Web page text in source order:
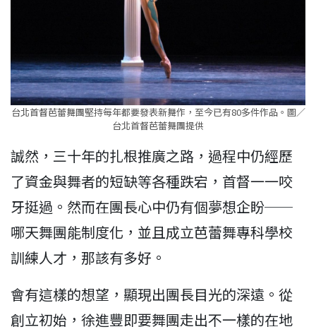
台北首督芭蕾舞團堅持每年都要發表新舞作，至今已有80多件作品。圖／
台北首督芭蕾舞團提供
誠然，三十年的扎根推廣之路，過程中仍經歷
了資金與舞者的短缺等各種跌宕，首督一一咬
牙挺過。然而在團長心中仍有個夢想企盼──
哪天舞團能制度化，並且成立芭蕾舞專科學校
訓練人才，那該有多好。
會有這樣的想望，顯現出團長目光的深遠。從
創立初始，徐進豐即要舞團走出不一樣的在地